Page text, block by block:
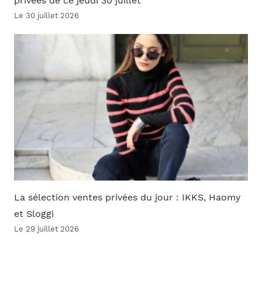
Le 30 juillet 2026
La sélection ventes privées du jour : IKKS, Haomy
et Sloggi
Le 29 juillet 2026